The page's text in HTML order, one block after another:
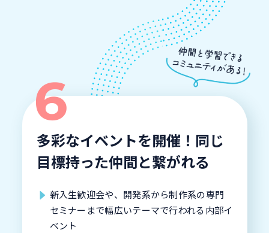
多彩なイベントを開催！同じ
目標持った仲間と繋がれる
新入生歓迎会や、開発系から制作系の専門
セミナーまで幅広いテーマで行われる内部イ
ベント